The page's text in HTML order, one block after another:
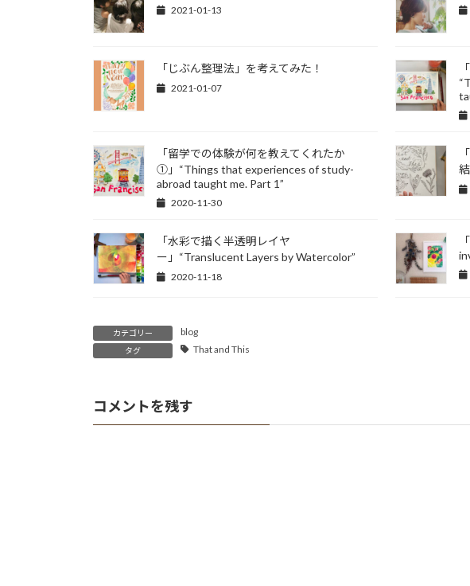
2021-01-13
「じぶん整理法」を考えてみた！
2021-01-07
「留学での体験が何を教えてくれたか
①」“Things that experiences of study-
abroad taught me. Part 1”
2020-11-30
「水彩で描く半透明レイヤ
ー」“Translucent Layers by Watercolor”
2020-11-18
カテゴリー blog
タグ That and This
コメントを残す